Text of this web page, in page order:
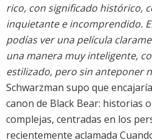
rico, con significado histórico,
inquietante e incomprendido.
podías ver una película
una manera muy inteligente,
estilizado, pero sin anteponer
Schwarzman supo que
canon de Black Bear: historias
complejas, centradas en los
recientemente aclamada